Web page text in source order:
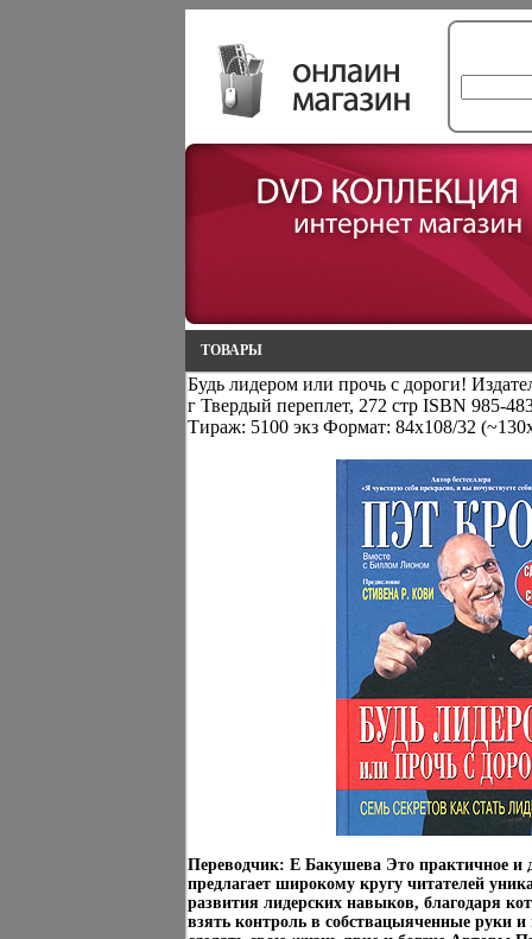
ТОВАРЫ
Будь лидером или прочь с дороги!
г Твердый переплет, 272 стр ISBN 985-
Тираж: 5100 экз Формат: 84x108/32
Переводчик: Е Бакушева Это практичное и
предлагает широкому кругу читателей
развития лидерских навыков, благодаря
взять контроль в собствацыяченные руки